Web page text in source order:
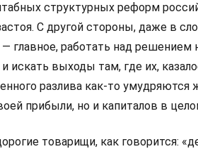
структурных реформ
С другой стороны, даже в
— главное, работать над
искать выходы там, где их,
разлива как-то умудряются
прибыли, но и капиталов в
товарищи, как говорится: